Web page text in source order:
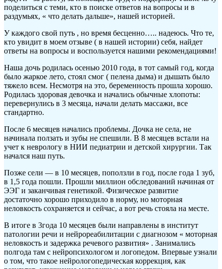
поделиться с теми, кто в поиске ответов на вопросы и в
раздумьях, « что делать дальше», нашей историей.
У каждого свой путь , но время бесценно….. надеюсь. Что те,
кто увидит в моем отзыве ( в нашей истории) себя, найдет
ответы на вопросы и воспользуется нашими рекомендациями!
Наша дочь родилась осенью 2010 года, в тот самый год, когда
было жаркое лето, стоял смог ( пелена дыма) и дышать было
тяжело всем. Несмотря на это, беременность прошла хорошо.
Родилась здоровая девочка и начались обычные хлопоты:
перевернулись в 3 месяца, начали делать массажи, все
стандартно.
После 6 месяцев начались проблемы. Дочка не села, не
начинала ползать и зубы не спешили. В 8 месяцев встали на
учет к неврологу в НИИ педиатрии и детской хирургии. Так
начался наш путь.
Позже сели — в 10 месяцев, поползли в год, после года 1 зуб,
в 1,5 года пошли. Прошли миллион обследований начиная от
ЭЭГ и заканчивая генетикой. Физическое развитие
достаточно хорошо приходило в норму, но моторная
неловкость сохраняется и сейчас, а вот речь стояла на месте.
В итоге в 3года 10 месяцев были направлены в институт
патологии речи и нейрореабилитации с диагнозом « моторная
неловкость и задержка речевого развития» . Занимались
полгода там с нейропсихологом и логопедом. Впервые узнали
о том, что такое нейрологопедическая коррекция, как